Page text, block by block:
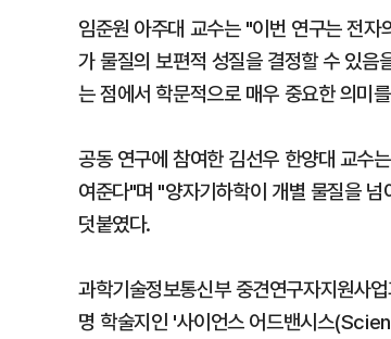
임준원 아주대 교수는 "이번 연구는 전
가 물질의 보편적 성질을 결정할 수 있
는 점에서 학문적으로 매우 중요한 의미
공동 연구에 참여한 김선우 한양대 교수
여준다"며 "양자기하학이 개별 물질을
덧붙였다.
과학기술정보통신부 중견연구자지원사
명 학술지인 '사이언스 어드밴시스